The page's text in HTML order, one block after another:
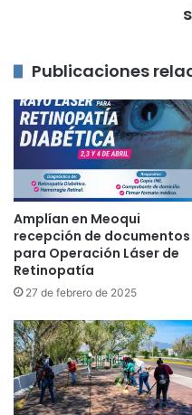
Publicaciones
Amplían en Meoqui
recepción de documentos
para Operación Láser de
Retinopatía
27 de febrero de 2025